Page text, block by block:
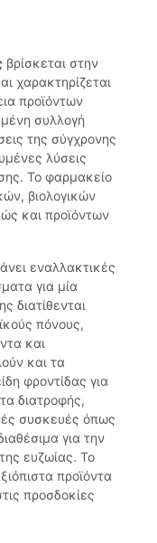
βρίσκεται στην
χαρακτηρίζεται
προϊόντων
συλλογή
της σύγχρονης
λύσεις
Το φαρμακείο
βιολογικών
και προϊόντων
εναλλακτικές
για μία
διατίθενται
πόνους,
και
και τα
φροντίδας για
διατροφής,
συσκευές όπως
για την
ευζωίας. Το
προϊόντα
προσδοκίες